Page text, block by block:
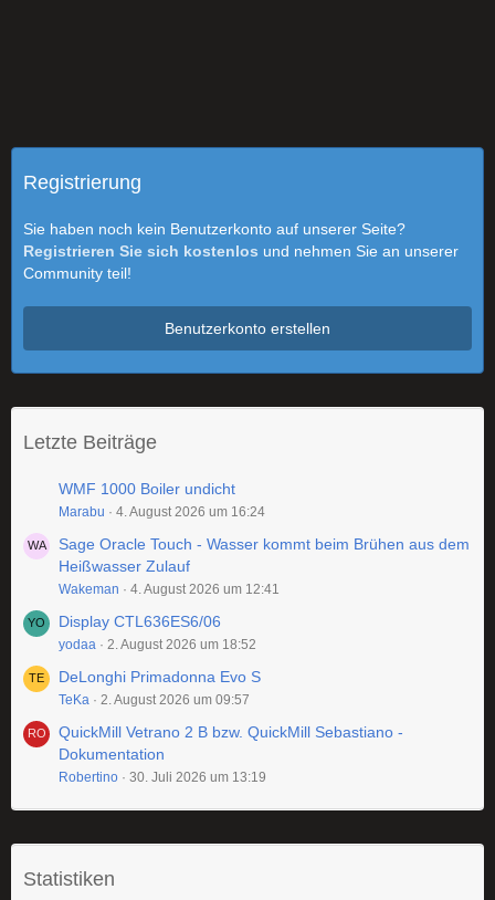
Registrierung
Sie haben noch kein Benutzerkonto auf unserer Seite?
Registrieren Sie sich kostenlos und nehmen Sie an unserer
Community teil!
Benutzerkonto erstellen
Letzte Beiträge
WMF 1000 Boiler undicht
Marabu 4. August 2026 um 16:24
Sage Oracle Touch - Wasser kommt beim Brühen aus dem
Heißwasser Zulauf
Wakeman 4. August 2026 um 12:41
Display CTL636ES6/06
yodaa 2. August 2026 um 18:52
DeLonghi Primadonna Evo S
TeKa 2. August 2026 um 09:57
QuickMill Vetrano 2 B bzw. QuickMill Sebastiano -
Dokumentation
Robertino 30. Juli 2026 um 13:19
Statistiken